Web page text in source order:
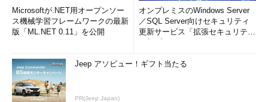
Microsoftが.NET用オープンソー
ス機械学習フレームワークの最新
版「ML.NET 0.11」を公開
オンプレミスのWindows Server
／SQL Server向けセキュリティ
更新サービス「拡張セキュリティ
Jeep アソビュー！ギフト当たる
PR(Jeep Japan)